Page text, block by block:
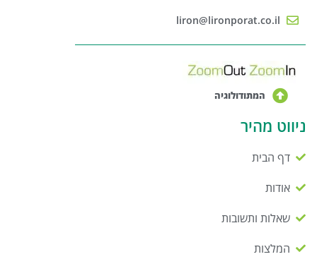
liron@lironporat.co.il
המתודולוגיה
ניווט מהיר
דף הבית
אודות
שאלות ותשובות
המלצות